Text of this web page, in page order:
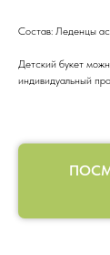
Состав: Леденцы
Детский букет
индивидуальный